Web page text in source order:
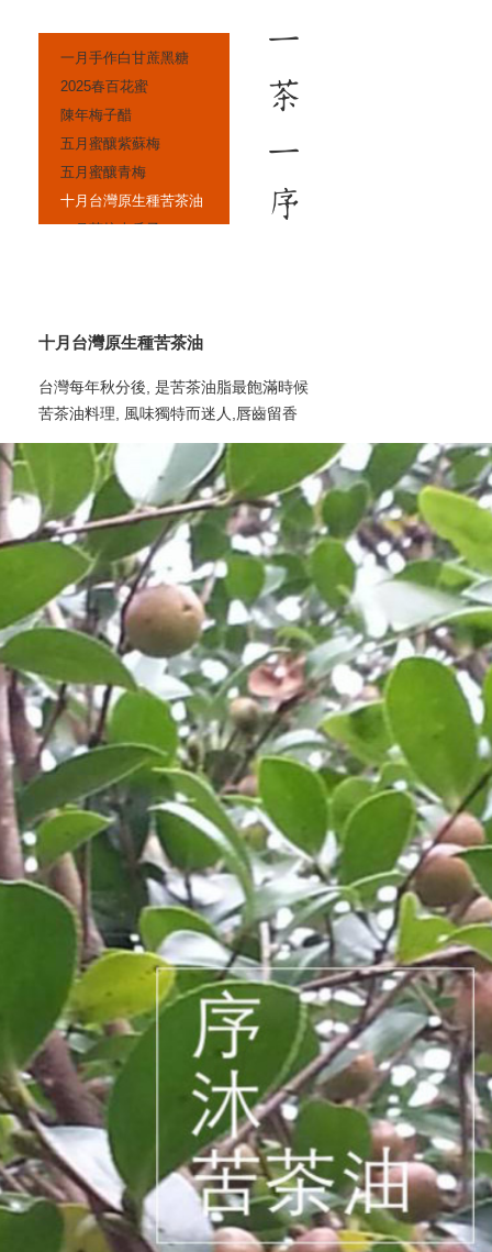
一月手作白甘蔗黑糖
2025春百花蜜
陳年梅子醋
五月蜜釀紫蘇梅
五月蜜釀青梅
十月台灣原生種苦茶油
一月茶焙南瓜子
十月台灣原生種苦茶油
台灣每年秋分後, 是苦茶油脂最飽滿時候
苦茶油料理, 風味獨特而迷人,唇齒留香